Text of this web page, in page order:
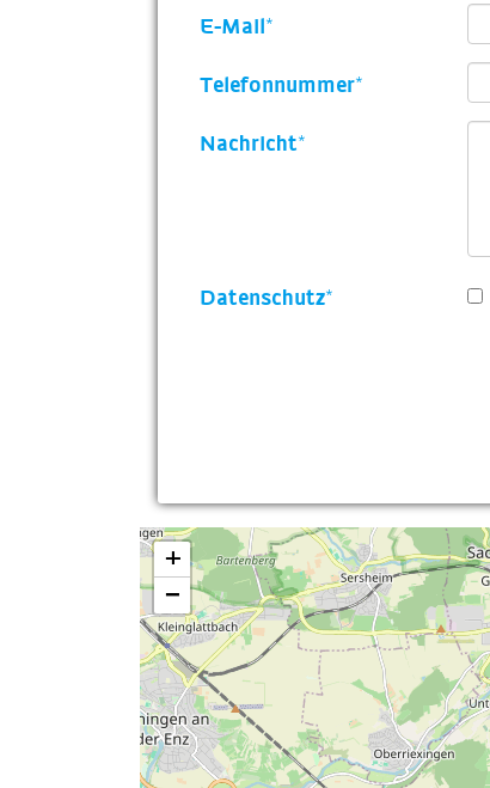
E-Mail*
Telefonnummer*
Nachricht*
Datenschutz*
+
−